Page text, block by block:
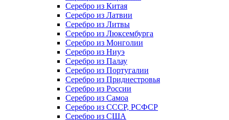
Серебро из Китая
Серебро из Латвии
Серебро из Литвы
Серебро из Люксембурга
Серебро из Монголии
Серебро из Ниуэ
Серебро из Палау
Серебро из Португалии
Серебро из Приднестровья
Серебро из России
Серебро из Самоа
Серебро из СССР, РСФСР
Серебро из США